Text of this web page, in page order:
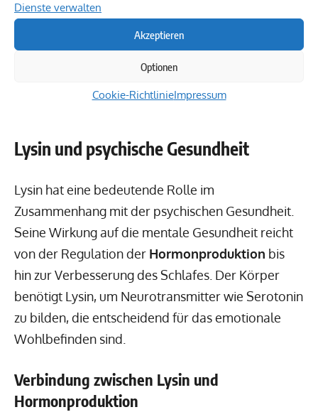
Dienste verwalten
Akzeptieren
Optionen
Cookie-RichtlinieImpressum
auch aus der Fähigkeit, Stressreaktionen im
Körper zu regulieren. Die Integration von Lysin in
die Ernährung kann somit eine wertvolle Strategie
Lysin und psychische Gesundheit
Lysin hat eine bedeutende Rolle im
Zusammenhang mit der psychischen Gesundheit.
Seine Wirkung auf die mentale Gesundheit reicht
von der Regulation der Hormonproduktion bis
hin zur Verbesserung des Schlafes. Der Körper
benötigt Lysin, um Neurotransmitter wie Serotonin
zu bilden, die entscheidend für das emotionale
Wohlbefinden sind.
Verbindung zwischen Lysin und
Hormonproduktion